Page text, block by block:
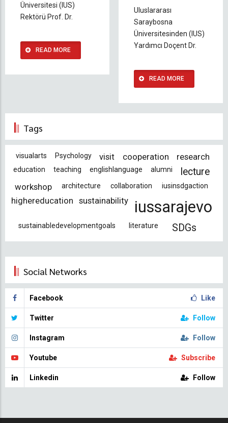
Üniversitesi (IUS)
Rektörü Prof. Dr.
READ MORE
Uluslararası
Saraybosna
Üniversitesinden (IUS)
Yardımcı Doçent Dr.
READ MORE
Tags
visualarts Psychology visit cooperation research
education teaching englishlanguage alumni lecture
workshop architecture collaboration iusinsdgaction
highereducation sustainability iussarajevo
sustainabledevelopmentgoals literature SDGs
Social Networks
Facebook Like
Twitter Follow
Instagram Follow
Youtube Subscribe
Linkedin Follow